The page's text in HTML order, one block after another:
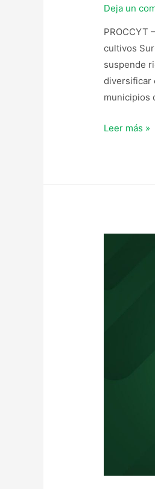
Deja un
PROCCYT
cultivos
suspende
diversificar
municipios
Leer más »